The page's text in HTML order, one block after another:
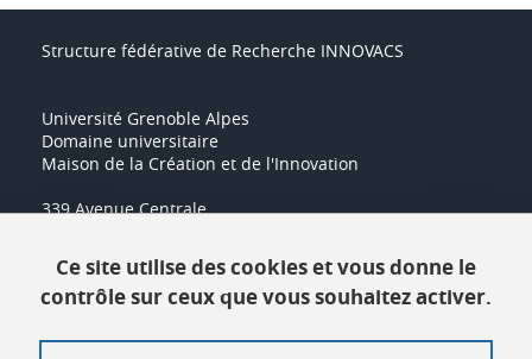
Structure fédérative de Recherche INNOVACS
Université Grenoble Alpes
Domaine universitaire
Maison de la Création et de l'Innovation
339 Avenue Centrale
04 57 04 14 16
Contact
Ce site utilise des cookies et vous donne le
contrôle sur ceux que vous souhaitez activer.